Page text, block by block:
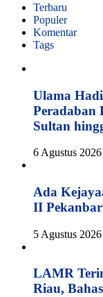
Terbaru
Populer
Komentar
Tags
Ulama
Peradaban
Sultan
6 Agustus 2026
Ada
II
5 Agustus 2026
LAMR
Riau,